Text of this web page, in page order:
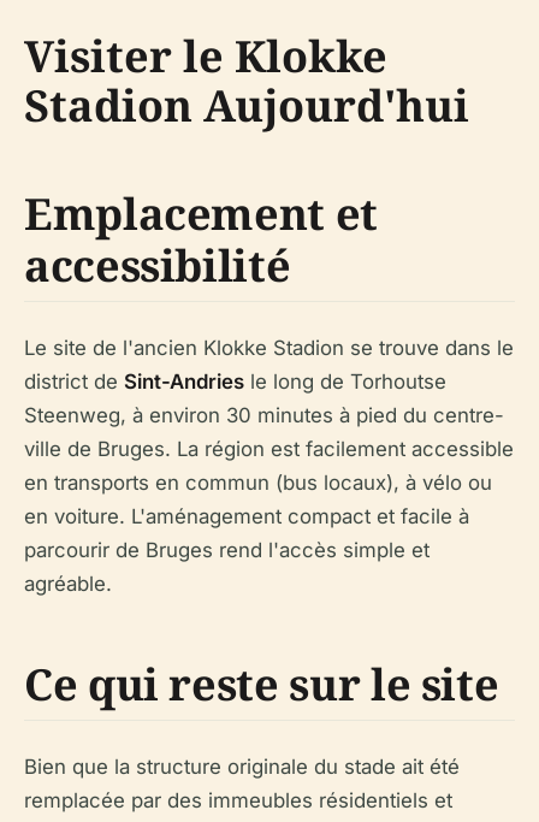
Visiter le Klokke
Stadion Aujourd'hui
Emplacement et
accessibilité
Le site de l'ancien Klokke Stadion se trouve dans le
district de Sint-Andries le long de Torhoutse
Steenweg, à environ 30 minutes à pied du centre-
ville de Bruges. La région est facilement accessible
en transports en commun (bus locaux), à vélo ou
en voiture. L'aménagement compact et facile à
parcourir de Bruges rend l'accès simple et
agréable.
Ce qui reste sur le site
Bien que la structure originale du stade ait été
remplacée par des immeubles résidentiels et